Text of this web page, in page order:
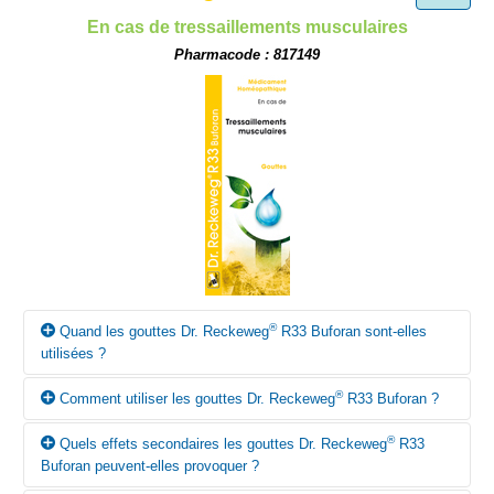
En cas de tressaillements musculaires
Pharmacode : 817149
Quand les gouttes Dr. Reckeweg®R33 Buforan sont-elles
utilisées ?
Selon la conception homéopathique, les gouttes Dr. Reckeweg
R33 Buforan peuvent être utilisées en cas de tressaillements
musculaires.
Comment utiliser les gouttes Dr. Reckeweg®R33 Buforan ?
Sauf prescription contraire du médecin, prendre 10 à 15 gouttes
1 fois par jour dans un peu d’eau. Diminuer la fréquence de la
Quels effets secondaires les gouttes Dr. Reckeweg®R33
Buforan peuvent-elles provoquer ?